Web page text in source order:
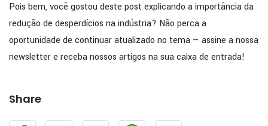
Pois bem, você gostou deste post explicando a importância da
redução de desperdícios na indústria? Não perca a
oportunidade de continuar atualizado no tema — assine a nossa
newsletter e receba nossos artigos na sua caixa de entrada!
Share